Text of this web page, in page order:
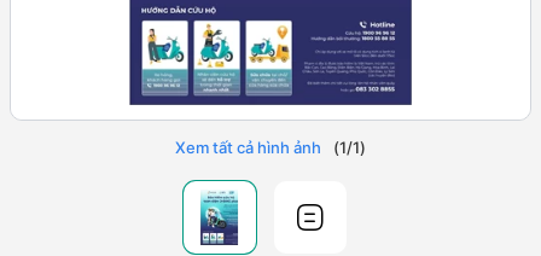
Xem tất cả hình ảnh (1/1)